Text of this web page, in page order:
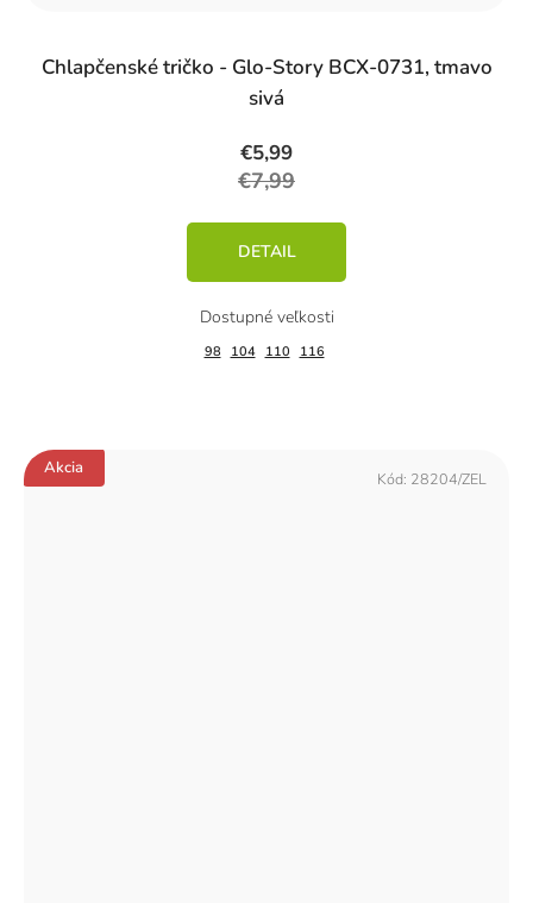
Chlapčenské tričko - Glo-Story BCX-0731, tmavo
sivá
€5,99
€7,99
DETAIL
98 104 110 116
Akcia
Kód: 28204/ZEL